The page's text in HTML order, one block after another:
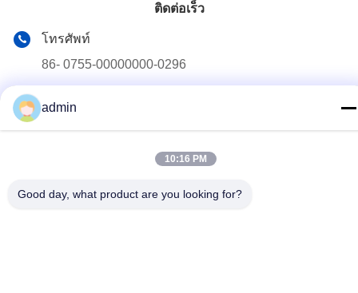
ติดต่อเร็ว
โทรศัพท์
86- 0755-00000000-0296
No. 228, Zhanxi Road, Jiangyin City, Wuxi City, Jiangsu
admin
10:16 PM
Good day, what product are you looking for?